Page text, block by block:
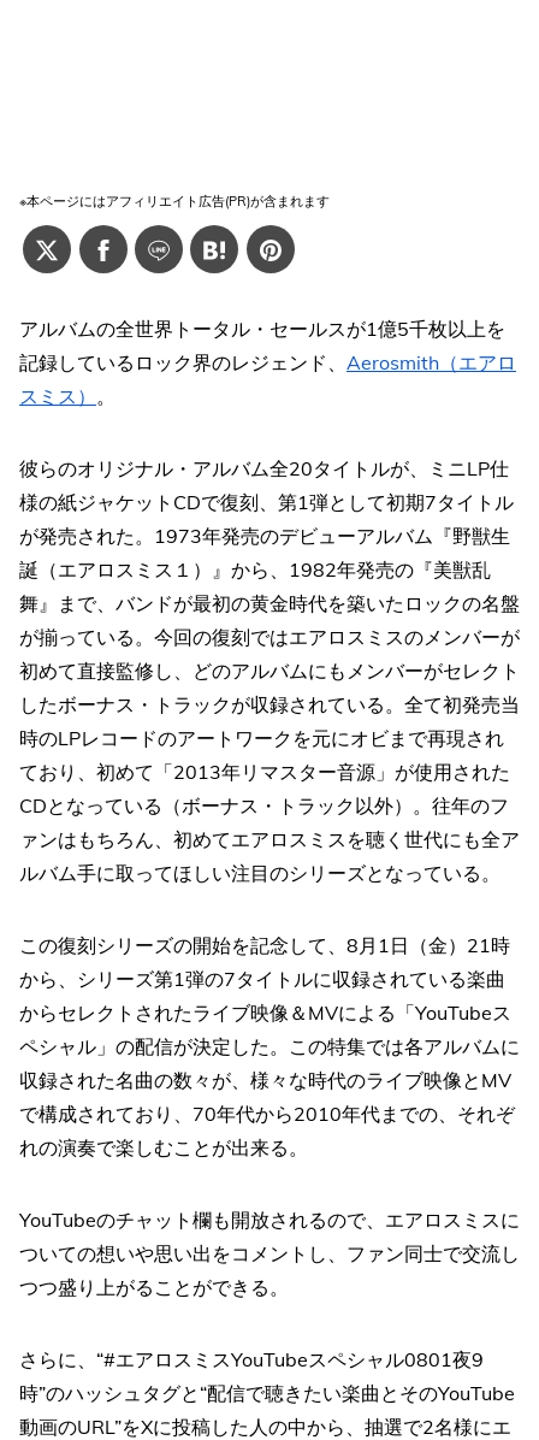
※本ページにはアフィリエイト広告(PR)が含まれます
アルバムの全世界トータル・セールスが1億5千枚以上を
記録しているロック界のレジェンド、 Aerosmith（エアロ
スミス） 。
彼らのオリジナル・アルバム全20タイトルが、ミニLP仕
様の紙ジャケットCDで復刻、第1弾として初期7タイトル
が発売された。1973年発売のデビューアルバム『野獣生
誕（エアロスミス１）』から、1982年発売の『美獣乱
舞』まで、バンドが最初の黄金時代を築いたロックの名盤
が揃っている。今回の復刻ではエアロスミスのメンバーが
初めて直接監修し、どのアルバムにもメンバーがセレクト
したボーナス・トラックが収録されている。全て初発売当
時のLPレコードのアートワークを元にオビまで再現され
ており、初めて「2013年リマスター音源」が使用された
CDとなっている（ボーナス・トラック以外）。往年のフ
ァンはもちろん、初めてエアロスミスを聴く世代にも全ア
ルバム手に取ってほしい注目のシリーズとなっている。
この復刻シリーズの開始を記念して、8月1日（金）21時
から、シリーズ第1弾の7タイトルに収録されている楽曲
からセレクトされたライブ映像＆MVによる「YouTubeス
ペシャル」の配信が決定した。この特集では各アルバムに
収録された名曲の数々が、様々な時代のライブ映像とMV
で構成されており、70年代から2010年代までの、それぞ
れの演奏で楽しむことが出来る。
YouTubeのチャット欄も開放されるので、エアロスミスに
ついての想いや思い出をコメントし、ファン同士で交流し
つつ盛り上がることができる。
さらに、“#エアロスミスYouTubeスペシャル0801夜9
時”のハッシュタグと“配信で聴きたい楽曲とそのYouTube
動画のURL”をXに投稿した人の中から、抽選で2名様にエ